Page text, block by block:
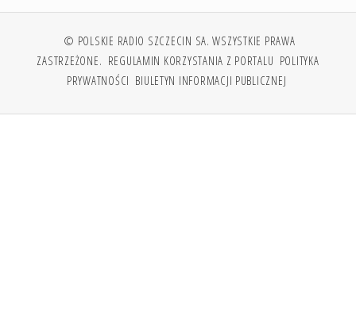
© POLSKIE RADIO SZCZECIN SA. WSZYSTKIE PRAWA
ZASTRZEŻONE. REGULAMIN KORZYSTANIA Z PORTALU POLITYKA
PRYWATNOŚCI BIULETYN INFORMACJI PUBLICZNEJ